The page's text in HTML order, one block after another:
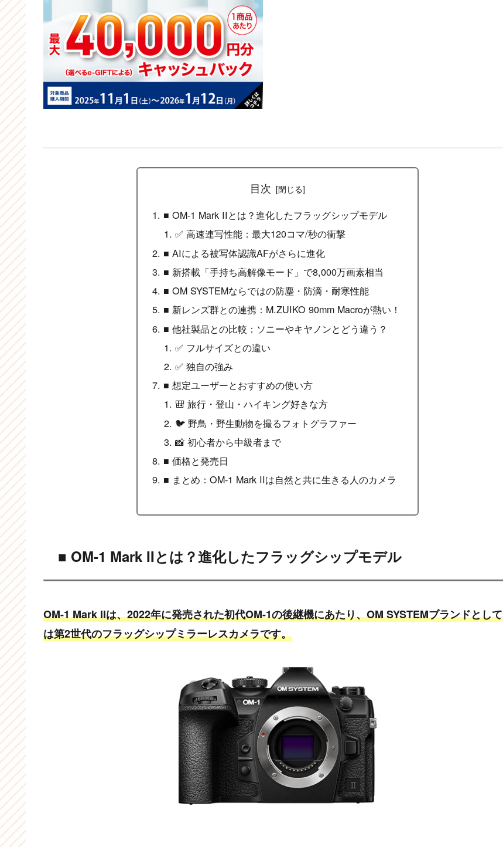
目次
■ OM-1 Mark IIとは？進化したフラッグシップモデル
✅ 高速連写性能：最大120コマ/秒の衝撃
■ AIによる被写体認識AFがさらに進化
■ 新搭載「手持ち高解像モード」で8,000万画素相当
■ OM SYSTEMならではの防塵・防滴・耐寒性能
■ 新レンズ群との連携：M.ZUIKO 90mm Macroが熱い！
■ 他社製品との比較：ソニーやキヤノンとどう違う？
✅ フルサイズとの違い
✅ 独自の強み
■ 想定ユーザーとおすすめの使い方
🎒 旅行・登山・ハイキング好きな方
🐦 野鳥・野生動物を撮るフォトグラファー
📸 初心者から中級者まで
■ 価格と発売日
■ まとめ：OM-1 Mark IIは自然と共に生きる人のカメラ
■ OM-1 Mark IIとは？進化したフラッグシップモデル
OM-1 Mark IIは、2022年に発売された初代OM-1の後継機にあたり、OM SYSTEMブランドとして
は第2世代のフラッグシップミラーレスカメラです。